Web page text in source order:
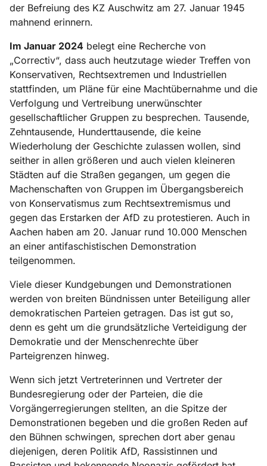
der Befreiung des KZ Auschwitz am 27. Januar 1945
mahnend erinnern.
Im Januar 2024 belegt eine Recherche von
„Correctiv“, dass auch heutzutage wieder Treffen von
Konservativen, Rechtsextremen und Industriellen
stattfinden, um Pläne für eine Machtübernahme und die
Verfolgung und Vertreibung unerwünschter
gesellschaftlicher Gruppen zu besprechen. Tausende,
Zehntausende, Hunderttausende, die keine
Wiederholung der Geschichte zulassen wollen, sind
seither in allen größeren und auch vielen kleineren
Städten auf die Straßen gegangen, um gegen die
Machenschaften von Gruppen im Übergangsbereich
von Konservatismus zum Rechtsextremismus und
gegen das Erstarken der AfD zu protestieren. Auch in
Aachen haben am 20. Januar rund 10.000 Menschen
an einer antifaschistischen Demonstration
teilgenommen.
Viele dieser Kundgebungen und Demonstrationen
werden von breiten Bündnissen unter Beteiligung aller
demokratischen Parteien getragen. Das ist gut so,
denn es geht um die grundsätzliche Verteidigung der
Demokratie und der Menschenrechte über
Parteigrenzen hinweg.
Wenn sich jetzt Vertreterinnen und Vertreter der
Bundesregierung oder der Parteien, die die
Vorgängerregierungen stellten, an die Spitze der
Demonstrationen begeben und die großen Reden auf
den Bühnen schwingen, sprechen dort aber genau
diejenigen, deren Politik AfD, Rassistinnen und